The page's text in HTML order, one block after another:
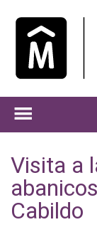
Visita a
Cabildo